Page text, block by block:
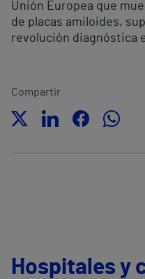
Unión Europea que
de placas amiloides,
revolución diagnóstica
Compartir
Hospitales y